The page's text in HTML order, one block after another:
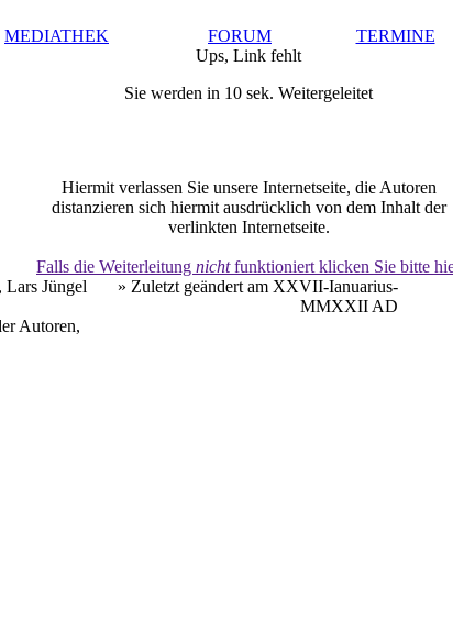
MEDIATHEK FORUM TERMINE
Ups, Link fehlt
Sie werden in 10 sek. Weitergeleitet
Hiermit verlassen Sie unsere Internetseite, die Autoren
distanzieren sich hiermit ausdrücklich von dem Inhalt der
Falls die Weiterleitungnichtfunktioniert klicken Sie bitte hier
Jüngel
» Zuletzt geändert am XXVII-Ianuarius-
Autoren,